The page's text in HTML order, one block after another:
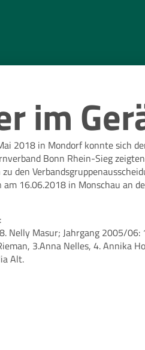
im
2018 in Mondorf konnte sich
Bonn Rhein-Sieg
den
16.06.2018 in Monschau an
Masur; Jahrgang 2005/06:
3.Anna Nelles, 4. Annika
Alt.